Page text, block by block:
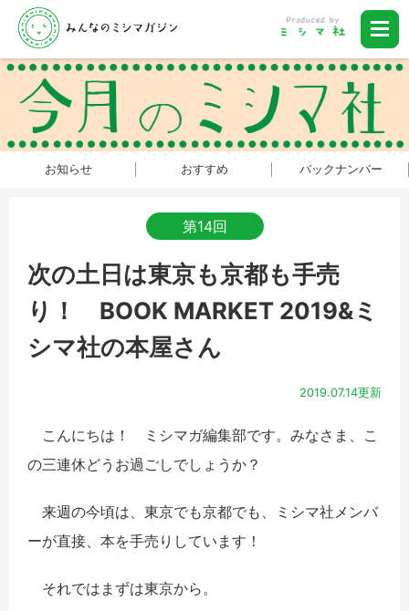
お知らせ おすすめ バックナンバー
第14回
次の土日は東京も京都も手売
り！ BOOK MARKET 2019&ミ
シマ社の本屋さん
2019.07.14更新
こんにちは！ ミシマガ編集部です。みなさま、こ
の三連休どうお過ごしでしょうか？
来週の今頃は、東京でも京都でも、ミシマ社メンバ
ーが直接、本を手売りしています！
それではまずは東京から。